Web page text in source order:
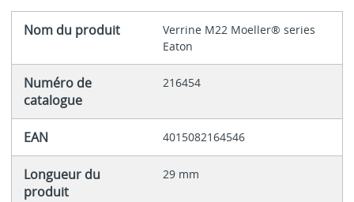
Nom du produit
Verrine M22 Moeller® series
Eaton
Numéro de
catalogue
216454
EAN 4015082164546
Longueur du
produit
29 mm